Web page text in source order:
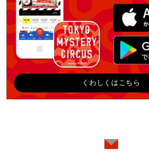
くわしくはこちら